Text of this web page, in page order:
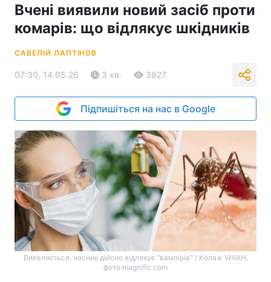
Вчені виявили новий засіб проти
комарів: що відлякує шкідників
САВЕЛІЙ ЛАПТІНОВ
07:30, 14.05.26 3 хв. 3827
Підпишіться на нас в Google
Виявляється, часник дійсно відлякує "вампірів" / Колаж УНІАН,
фото magnific.com